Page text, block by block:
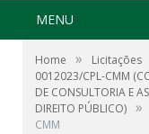
MENU
Home » Licitações
0012023/CPL-CMM
DE CONSULTORIA E
DIREITO PÚBLICO) »
CMM